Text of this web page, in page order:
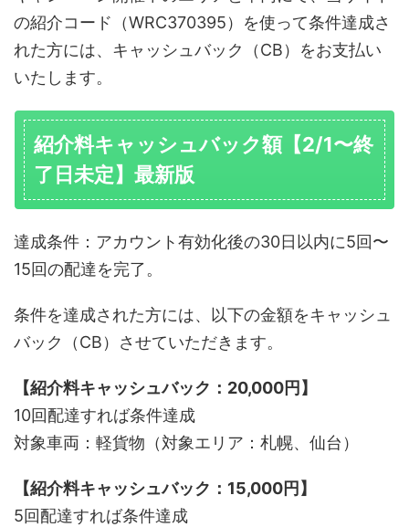
の紹介コード（WRC370395）を使って条件達成さ
れた方には、キャッシュバック（CB）をお支払い
いたします。
紹介料キャッシュバック額【2/1〜終
了日未定】最新版
達成条件：アカウント有効化後の30日以内に5回〜
15回の配達を完了。
条件を達成された方には、以下の金額をキャッシュ
バック（CB）させていただきます。
【紹介料キャッシュバック：20,000円】
10回配達すれば条件達成
対象車両：軽貨物（対象エリア：札幌、仙台）
【紹介料キャッシュバック：15,000円】
5回配達すれば条件達成